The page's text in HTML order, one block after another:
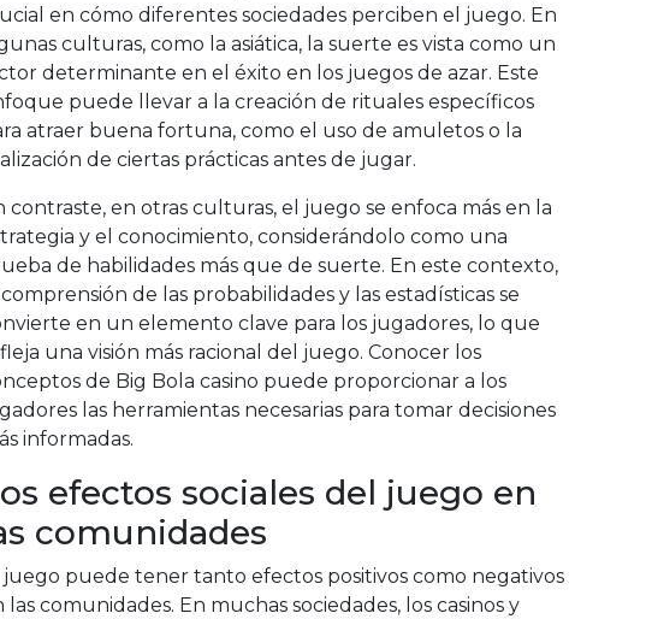
en cómo diferentes sociedades perciben el juego. En
culturas, como la asiática, la suerte es vista como un
determinante en el éxito en los juegos de azar. Este
puede llevar a la creación de rituales específicos
atraer buena fortuna, como el uso de amuletos o la
de ciertas prácticas antes de jugar.
contraste, en otras culturas, el juego se enfoca más en la
y el conocimiento, considerándolo como una
de habilidades más que de suerte. En este contexto,
comprensión de las probabilidades y las estadísticas se
en un elemento clave para los jugadores, lo que
una visión más racional del juego. Conocer los
de Big Bola casino puede proporcionar a los
las herramientas necesarias para tomar decisiones
informadas.
efectos sociales del juego en
comunidades
juego puede tener tanto efectos positivos como negativos
las comunidades. En muchas sociedades, los casinos y